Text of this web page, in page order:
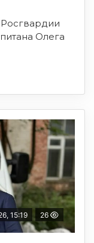
Олега
15:19 26